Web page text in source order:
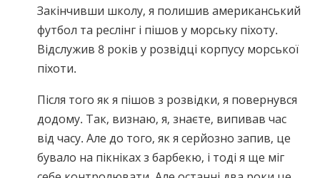
Закінчивши школу, я полишив американський
футбол та реслінг і пішов у морську піхоту.
Відслужив 8 років у розвідці корпусу морської
піхоти.
Після того як я пішов з розвідки, я повернувся
додому. Так, визнаю, я, знаєте, випивав час
від часу. Але до того, як я серйозно запив, це
бувало на пікніках з барбекю, і тоді я ще міг